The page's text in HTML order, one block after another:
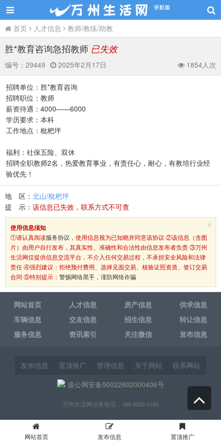
首页 人才信息 教师/教练/助教
胜*教育咨询急招教师 已失效
编号： 29449 2025年2月17日 1854人次
招聘单位：胜*教育咨询
招聘职位：教师
薪资待遇：4000——6000
学历要求：本科
工作地点：枇杷坪
福利：社保五险、双休
招聘全职教师2名，热爱教育事业，有责任心，耐心，有教培行业经
验优先！
地 区： 北山/枇杷坪
提 示： 该信息已失效，联系方式不可查
×
使用信息须知
①请认真阅读服务协议 ，使用信息视为已知晓并同意该协议 ②该信息（含图
片）由用户自行发布，其真实性、准确性和合法性由信息发布者负责 ③万州
生活网仅提供信息交流平台，不介入任何交易过程，不承担安全风险和法律
责任 ④强烈建议：拒绝预付费用、选择见面交易、核验证照资质、签订交易
合同 ⑤特别提示： 警惕网络黑手，谨防网络诈骗
网站首页 人才信息 房产信息
供求信息
车辆信息
交友信息 招生信息
转让信息
服务信息
资讯索引 关注微信 发布信息
发布信息 置顶推广 管理信息 关于网站
联系网站
渝公网安备50022802000406号
万州生活网业务电话：189-8353-1163
网站首页 发布信息 置顶推广